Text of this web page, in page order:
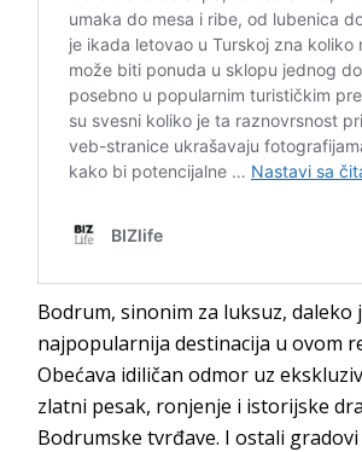
Bodrum, sinonim za luksuz, daleko
najpopularnija destinacija u ovom
Obećava idiličan odmor uz
zlatni pesak, ronjenje i istorijske
Bodrumske tvrđave. I ostali